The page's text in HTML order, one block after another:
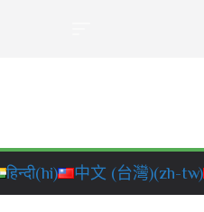
हिन्दी(hi) 中文 (台灣)(zh-tw)